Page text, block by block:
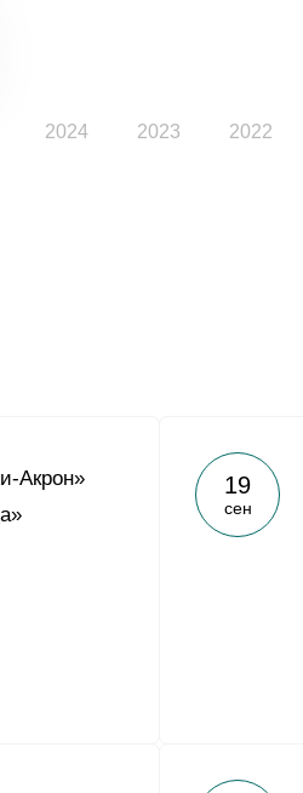
2024 2023 2022
Акрон»
19
сен